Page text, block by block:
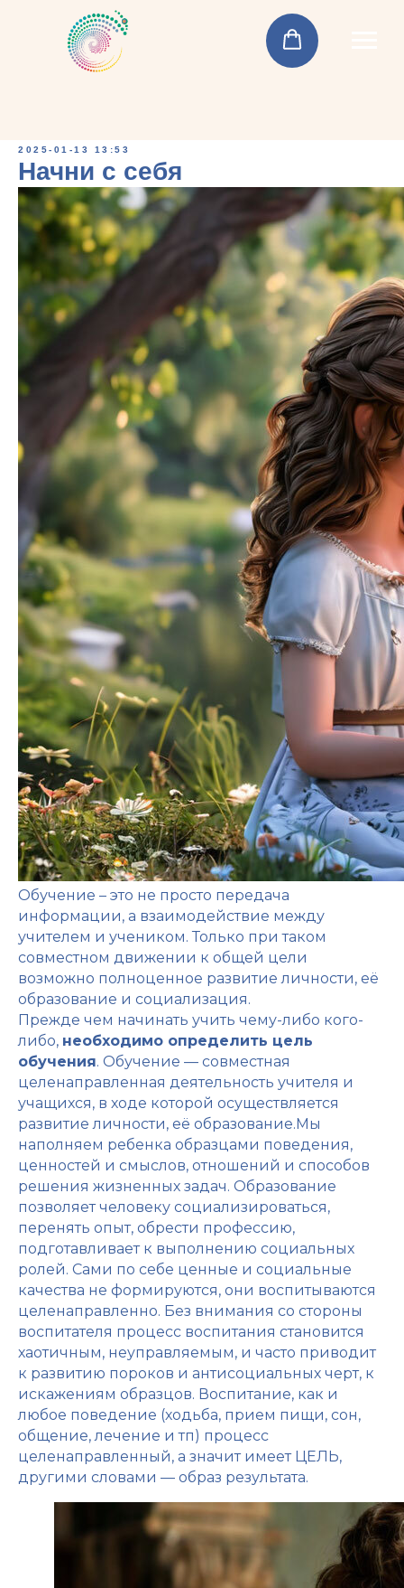
2025-01-13 13:53
Начни с себя
Обучение – это не просто передача
информации, а взаимодействие между
учителем и учеником. Только при таком
совместном движении к общей цели
возможно полноценное развитие личности, её
образование и социализация.
Прежде чем начинать учить чему-либо кого-
либо, необходимо определить цель
обучения. Обучение — совместная
целенаправленная деятельность учителя и
учащихся, в ходе которой осуществляется
развитие личности, её образование.Мы
наполняем ребенка образцами поведения,
ценностей и смыслов, отношений и способов
решения жизненных задач. Образование
позволяет человеку социализироваться,
перенять опыт, обрести профессию,
подготавливает к выполнению социальных
ролей. Сами по себе ценные и социальные
качества не формируются, они воспитываются
целенаправленно. Без внимания со стороны
воспитателя процесс воспитания становится
хаотичным, неуправляемым, и часто приводит
к развитию пороков и антисоциальных черт, к
искажениям образцов. Воспитание, как и
любое поведение (ходьба, прием пищи, сон,
общение, лечение и тп) процесс
целенаправленный, а значит имеет ЦЕЛЬ,
другими словами — образ результата.